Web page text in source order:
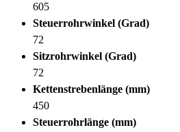
605
Steuerrohrwinkel (Grad)
72
Sitzrohrwinkel (Grad)
72
Kettenstrebenlänge (mm)
450
Steuerrohrlänge (mm)